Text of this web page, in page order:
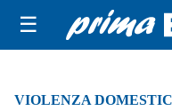
☰
VIOLENZA